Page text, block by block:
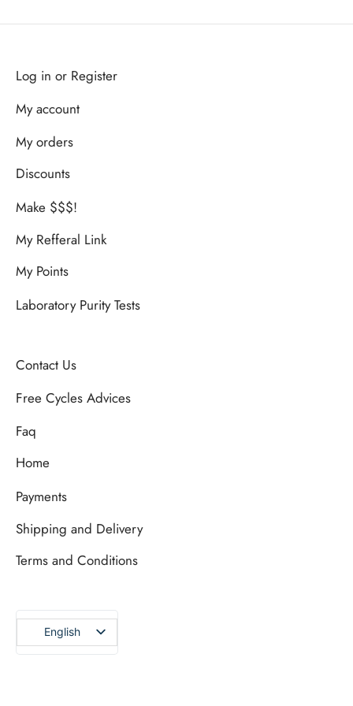
Log in or Register
My account
My orders
Discounts
Make $$$!
My Refferal Link
My Points
Laboratory Purity Tests
Contact Us
Free Cycles Advices
Faq
Home
Payments
Shipping and Delivery
Terms and Conditions
English